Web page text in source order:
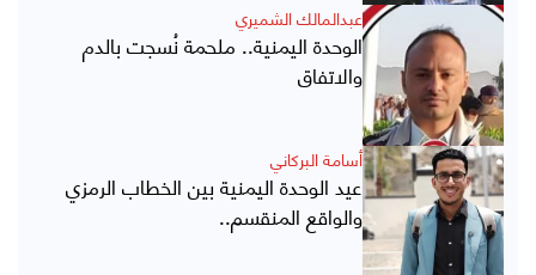
عبدالمالك الشميري
الوحدة اليمنية.. ملحمة نُسجت بالدم
والاتفاق
أسامة البركاني
عيد الوحدة اليمنية بين الخطاب الرمزي
والواقع المنقسم..